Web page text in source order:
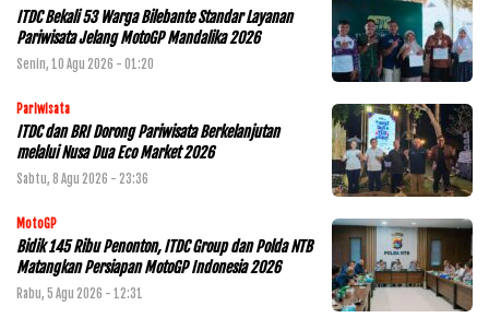
ITDC Bekali 53 Warga Bilebante Standar Layanan
Pariwisata Jelang MotoGP Mandalika 2026
Senin, 10 Agu 2026 - 01:20
Pariwisata
ITDC dan BRI Dorong Pariwisata Berkelanjutan
melalui Nusa Dua Eco Market 2026
Sabtu, 8 Agu 2026 - 23:36
MotoGP
Bidik 145 Ribu Penonton, ITDC Group dan Polda NTB
Matangkan Persiapan MotoGP Indonesia 2026
Rabu, 5 Agu 2026 - 12:31